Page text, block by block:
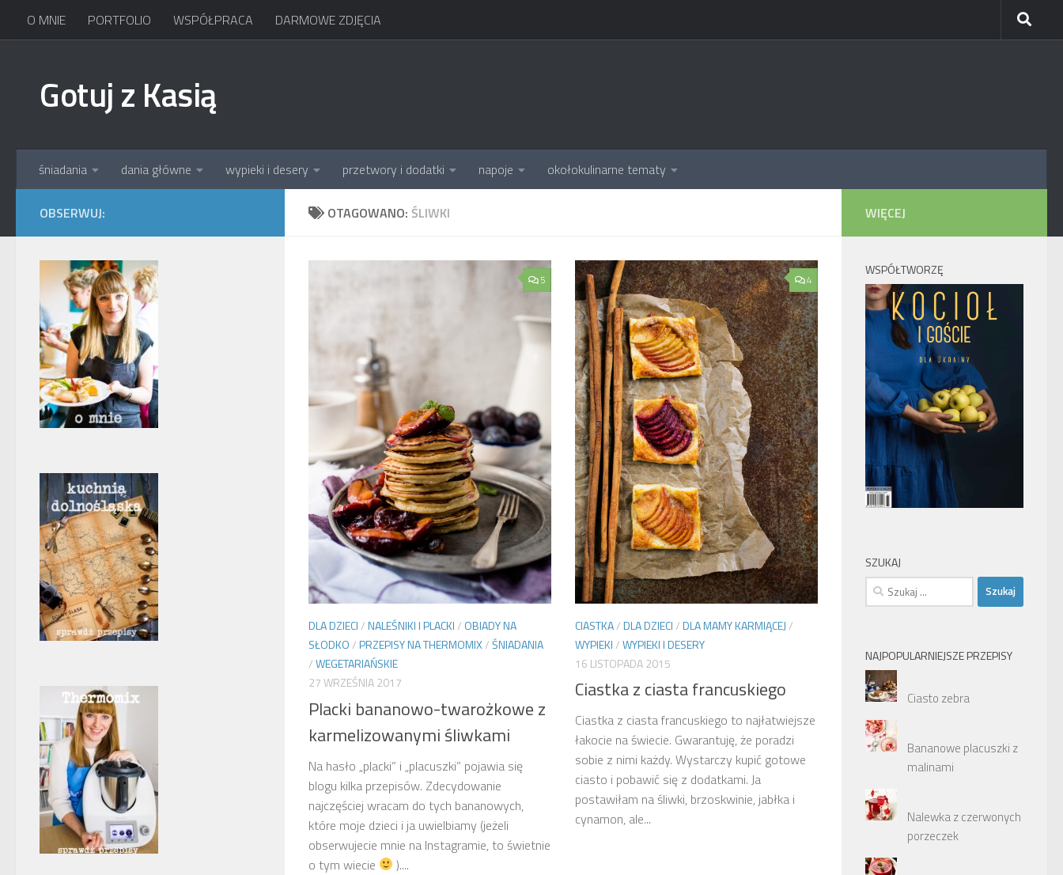
Skip to content
O MNIE PORTFOLIO WSPÓŁPRACA DARMOWE ZDJĘCIA
Gotuj z Kasią
śniadania dania główne wypieki i desery przetwory i dodatki napoje okołokulinarne tematy
OTAGOWANO: ŚLIWKI
5
DLA DZIECI/NALEŚNIKI I PLACKI/ OBIADY NA
SŁODKO/PRZEPISY NA THERMOMIX/ŚNIADANIA
/WEGETARIAŃSKIE
27 WRZEŚNIA 2017
Placki bananowo-twarożkowe z
karmelizowanymi śliwkami
Na hasło „placki” i „placuszki” pojawia się
blogu kilka przepisów. Zdecydowanie
najczęściej wracam do tych bananowych,
które moje dzieci i ja uwielbiamy (jeżeli
obserwujecie mnie na Instagramie, to świetnie
o tym wiecie
)....
4
CIASTKA/DLA DZIECI/DLA MAMY KARMIĄCEJ/
WYPIEKI/WYPIEKI I DESERY
16 LISTOPADA 2015
Ciastka z ciasta francuskiego
Ciastka z ciasta francuskiego to najłatwiejsze
łakocie na świecie. Gwarantuję, że poradzi
sobie z nimi każdy. Wystarczy kupić gotowe
ciasto i pobawić się z dodatkami. Ja
postawiłam na śliwki, brzoskwinie, jabłka i
cynamon, ale...
OBSERWUJ: WIĘCEJ
WSPÓŁTWORZĘ
SZUKAJ
Szukaj:
NAJPOPULARNIEJSZE PRZEPISY
Ciasto zebra
Bananowe placuszki z
malinami
Nalewka z czerwonych
porzeczek